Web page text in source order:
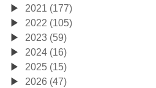
2021 (177)
2022 (105)
2023 (59)
2024 (16)
2025 (15)
2026 (47)